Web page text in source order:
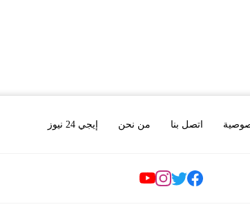
اتصل بنا من نحن إيجي 24 نيوز